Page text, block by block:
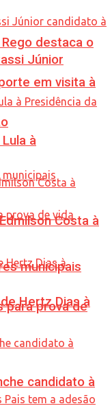
destaca o
em visita à
municipais
para prova de
Júnior
à
Costa à
Hertz Dias à
candidato à